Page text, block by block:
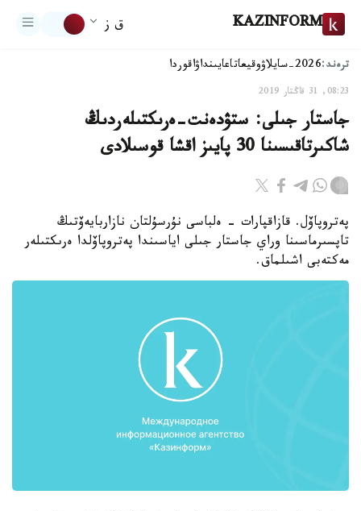
KAZINFORM ق ز
ترەند:2026-سايلاۋ وقيعاتاعايىنداۋاقوردا
08:23, 31 قاڭتار 2019
جاستار جىلى: ستۋدەنت-ەرىكتىلەردىڭ
شاكىرتاقىسىنا 30 پايىز اقشا قوسىلادى
پەتروپاۆل. قازاقپارات - ەلباسى نۇرسۇلتان نازاربايەۆتىڭ
تاپسىرماسىنا وراي جاستار جىلى اياسىندا پەتروپاۆلدا ەرىكتىلەر
مەكتەبى اشىلماق.